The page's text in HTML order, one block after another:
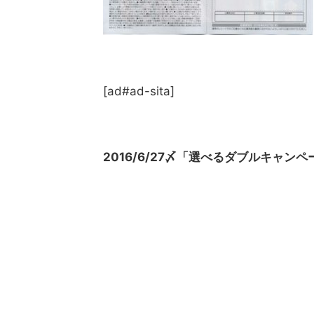
[ad#ad-sita]
2016/6/27〆「選べるダブルキャン